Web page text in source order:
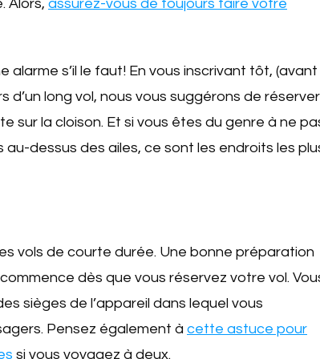
Alors, assurez-vous de toujours faire votre
alarme s’il le faut! En vous inscrivant tôt, (avant
d’un long vol, nous vous suggérons de réserver
la cloison. Et si vous êtes du genre à ne
dessus des ailes, ce sont les endroits les
vols de courte durée. Une bonne préparation
dès que vous réservez votre vol.
sièges de l’appareil dans lequel vous
Pensez également à cette astuce pour
si vous voyagez à deux.